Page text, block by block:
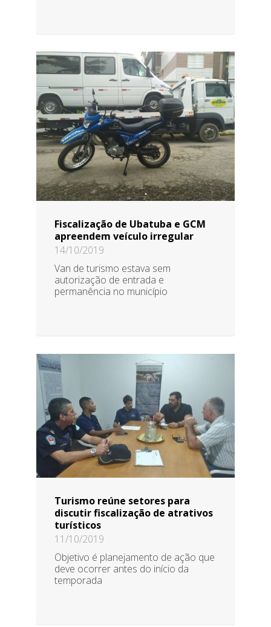
Fiscalização de Ubatuba e GCM
apreendem veículo irregular
14/10/2019
Van de turismo estava sem
autorização de entrada e
permanência no município
Turismo reúne setores para
discutir fiscalização de atrativos
turísticos
11/10/2019
Objetivo é planejamento de ação que
deve ocorrer antes do início da
temporada